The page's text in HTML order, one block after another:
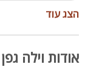
ג'קוזי ספא חיצוני ענק ל 9
חצר היקפית
הצג עוד
אודות וילה